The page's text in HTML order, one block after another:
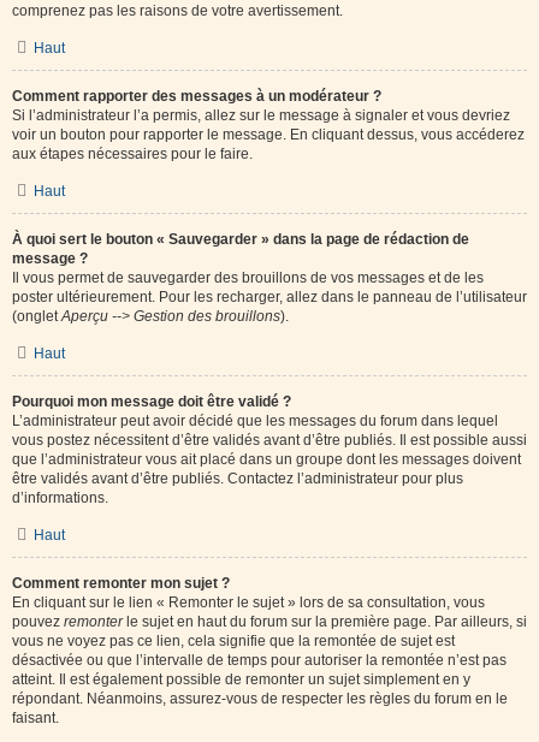
comprenez pas les raisons de votre avertissement.
Haut
Comment rapporter des messages à un modérateur ?
Si l’administrateur l’a permis, allez sur le message à signaler et vous devriez
voir un bouton pour rapporter le message. En cliquant dessus, vous accéderez
aux étapes nécessaires pour le faire.
Haut
À quoi sert le bouton « Sauvegarder » dans la page de rédaction de
message ?
Il vous permet de sauvegarder des brouillons de vos messages et de les
poster ultérieurement. Pour les recharger, allez dans le panneau de l’utilisateur
(ongletAperçu --> Gestion des brouillons).
Haut
Pourquoi mon message doit être validé ?
L’administrateur peut avoir décidé que les messages du forum dans lequel
vous postez nécessitent d’être validés avant d’être publiés. Il est possible aussi
que l’administrateur vous ait placé dans un groupe dont les messages doivent
être validés avant d’être publiés. Contactez l’administrateur pour plus
d’informations.
Haut
Comment remonter mon sujet ?
En cliquant sur le lien « Remonter le sujet » lors de sa consultation, vous
pouvez remonterle sujet en haut du forum sur la première page. Par ailleurs, si
vous ne voyez pas ce lien, cela signifie que la remontée de sujet est
désactivée ou que l’intervalle de temps pour autoriser la remontée n’est pas
atteint. Il est également possible de remonter un sujet simplement en y
répondant. Néanmoins, assurez-vous de respecter les règles du forum en le
faisant.